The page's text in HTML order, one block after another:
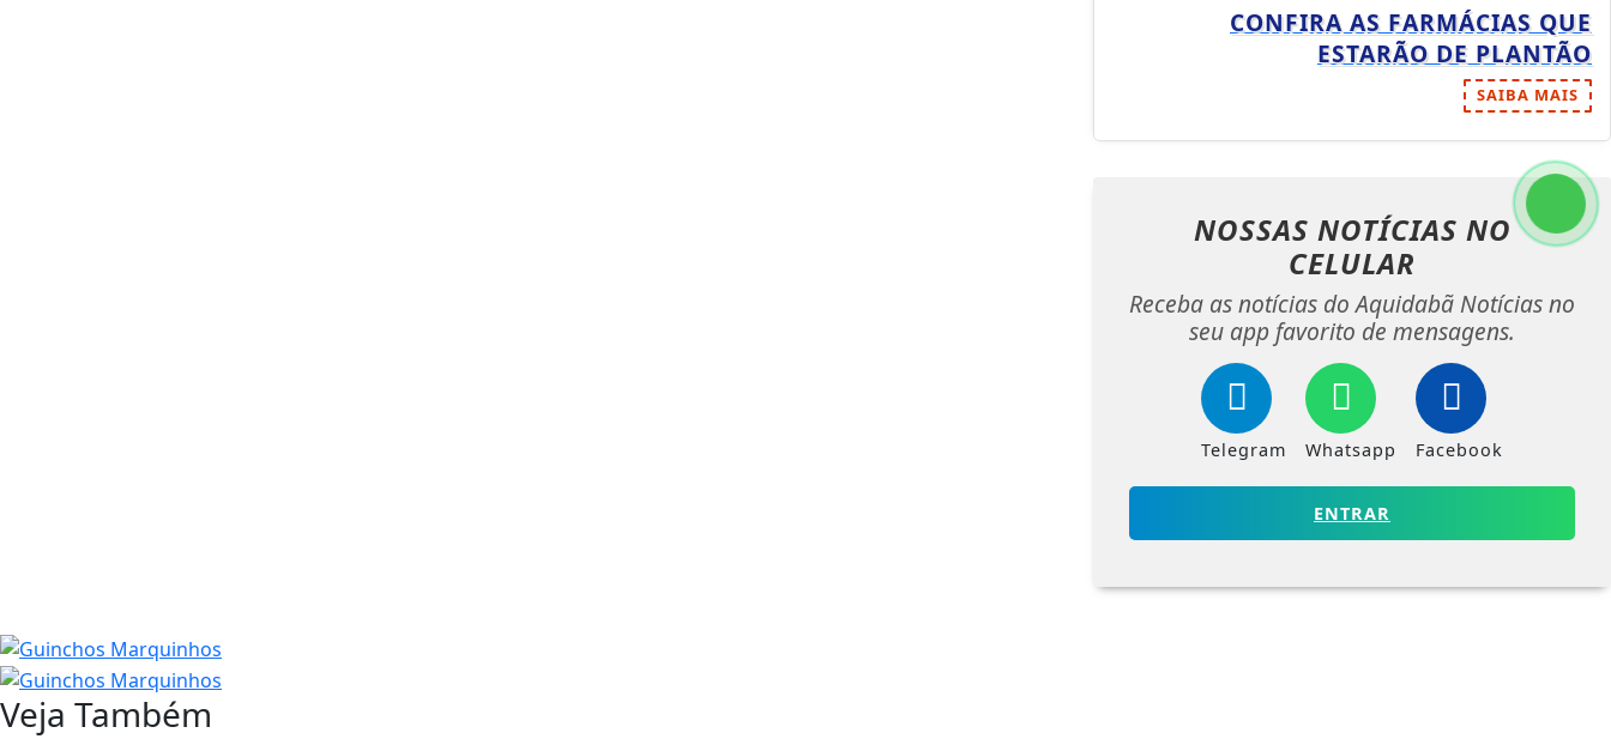
CONFIRA AS FARMÁCIAS QUE
ESTARÃO DE PLANTÃO
SAIBA MAIS
NOSSAS NOTÍCIAS NO
CELULAR
Receba as notícias do Aquidabã Notícias no
seu app favorito de mensagens.
Telegram Whatsapp Facebook
ENTRAR
Veja Também